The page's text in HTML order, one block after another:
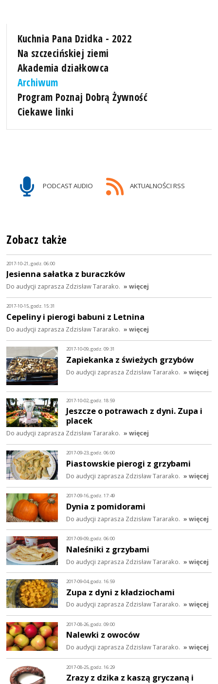
Kuchnia Pana Dzidka - 2022
Na szczecińskiej ziemi
Akademia działkowca
Archiwum
Program Poznaj Dobrą Żywność
Ciekawe linki
PODCAST AUDIO AKTUALNOŚCI RSS
Zobacz także
2017-10-21, godz. 06:00
Jesienna sałatka z buraczków
Do audycji zaprasza Zdzisław Tararako. » więcej
2017-10-15, godz. 15:31
Cepeliny i pierogi babuni z Letnina
Do audycji zaprasza Zdzisław Tararako. » więcej
2017-10-09, godz. 09:31
Zapiekanka z świeżych grzybów
Do audycji zaprasza Zdzisław Tararako. » więcej
2017-10-02, godz. 18:59
Jeszcze o potrawach z dyni. Zupa i
placek
Do audycji zaprasza Zdzisław Tararako. » więcej
2017-09-23, godz. 06:00
Piastowskie pierogi z grzybami
Do audycji zaprasza Zdzisław Tararako. » więcej
2017-09-16, godz. 17:49
Dynia z pomidorami
Do audycji zaprasza Zdzisław Tararako. » więcej
2017-09-09, godz. 06:00
Naleśniki z grzybami
Do audycji zaprasza Zdzisław Tararako. » więcej
2017-09-04, godz. 16:59
Zupa z dyni z kładziochami
Do audycji zaprasza Zdzisław Tararako. » więcej
2017-08-26, godz. 09:00
Nalewki z owoców
Do audycji zaprasza Zdzisław Tararako. » więcej
2017-08-25, godz. 16:29
Zrazy z dzika z kaszą gryczaną i